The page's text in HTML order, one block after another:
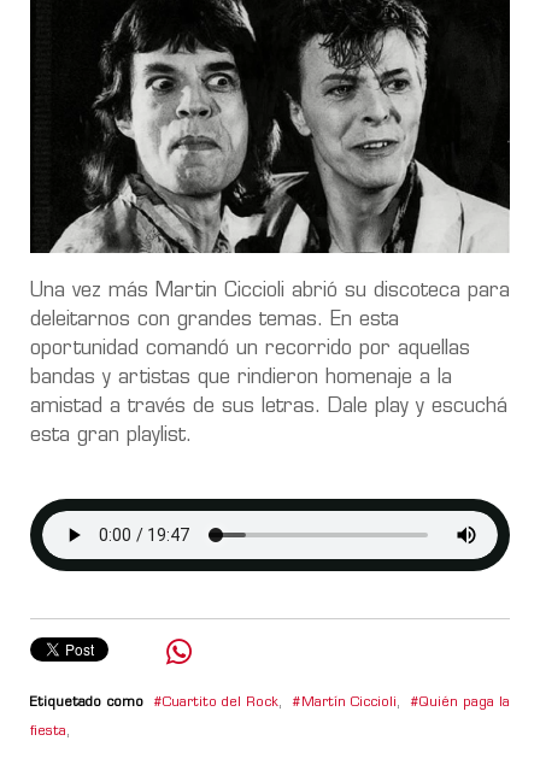
Una vez más Martin Ciccioli abrió su discoteca para
deleitarnos con grandes temas. En esta
oportunidad comandó un recorrido por aquellas
bandas y artistas que rindieron homenaje a la
amistad a través de sus letras. Dale play y escuchá
esta gran playlist.
Etiquetado como Cuartito del Rock, Martín Ciccioli, Quién paga la
fiesta,